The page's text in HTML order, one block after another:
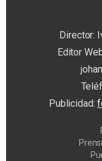
Director:
Editor
Publicidad: